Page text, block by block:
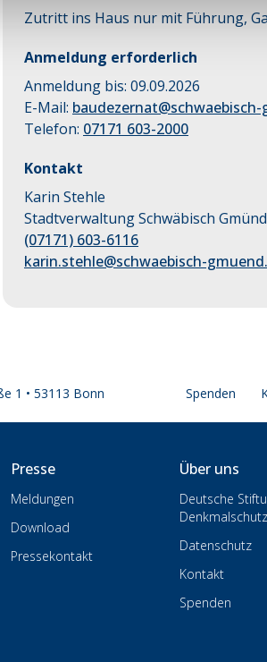
Zutritt ins Haus nur mit Führung,
Anmeldung erforderlich
Anmeldung bis: 09.09.2026
E-Mail:
Telefon: 07171 603-2000
Kontakt
Karin Stehle
Stadtverwaltung Schwäbisch Gmünd
(07171) 603-6116
karin.stehle@schwaebisch-
1 • 53113 Bonn Spenden
Presse
Meldungen
Download
Pressekontakt
Über uns
Deutsche
Denkmalschutz
Datenschutz
Kontakt
Spenden